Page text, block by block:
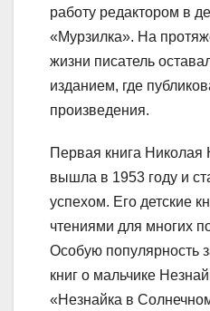
работу редактором в
«Мурзилка». На
жизни писатель
изданием, где
произведения.
Первая книга
вышла в 1953 году и
успехом. Его детские
чтениями для многих
Особую популярность
книг о мальчике
«Незнайка в